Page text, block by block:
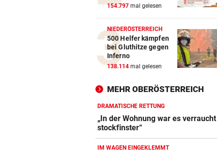
154.797 mal gelesen
NIEDERÖSTERREICH
500 Helfer kämpfen
bei Gluthitze gegen
Inferno
138.114 mal gelesen
MEHR OBERÖSTERREICH
DRAMATISCHE RETTUNG
„In der Wohnung war es
stockfinster“
IM WAGEN EINGEKLEMMT